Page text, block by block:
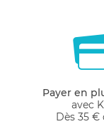
Payer en
avec
Dès 35 €